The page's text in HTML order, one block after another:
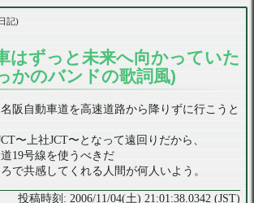
記
はずっと未来へ向かっていた
かのバンドの歌詞風)
阪自動車道を高速道路から降りずに行こうと
〜上社JCT〜となって遠回りだから、
19号線を使うべきだ
で共感してくれる人間が何人いよう。
2006/11/04(土) 21:01:38.0342 (JST)